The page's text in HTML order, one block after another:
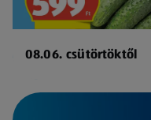
08.06. csütörtöktől